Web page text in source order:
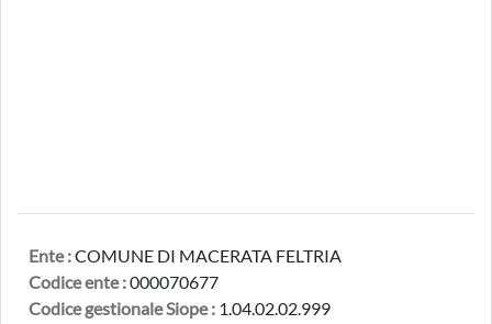
Ente :COMUNE DI MACERATA FELTRIA
Codice ente :000070677
Codice gestionale Siope : 1.04.02.02.999